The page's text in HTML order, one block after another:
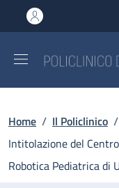
al contenuto
to footer content
Briciole di
Home / Il Policlinico /
Intitolazione del
Robotica Pediatrica di